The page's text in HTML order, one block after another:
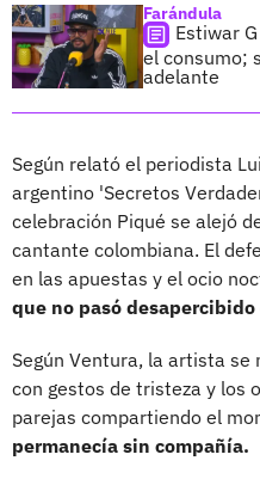
Farándula
Estiwar
el consumo;
adelante
Según relató el periodista
argentino 'Secretos
celebración Piqué se alejó
cantante colombiana. El
en las apuestas y el ocio
que no pasó
Según Ventura, la artista
con gestos de tristeza y los
parejas compartiendo el
permanecía sin compañía.